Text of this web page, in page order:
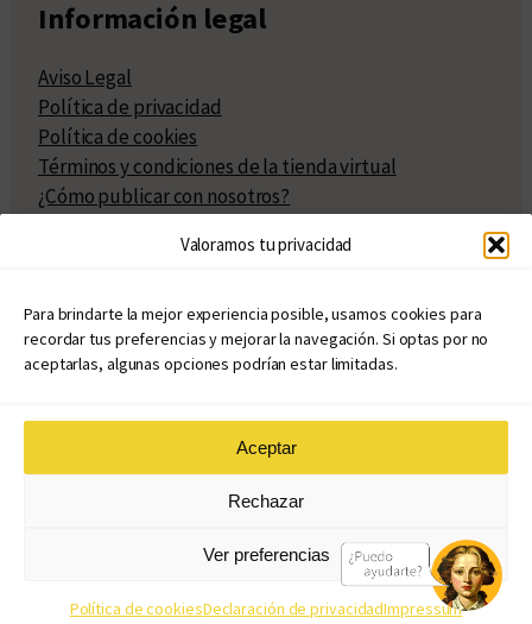
Valoramos tu privacidad
Para brindarte la mejor experiencia posible, usamos cookies para
recordar tus preferencias y mejorar la navegación. Si optas por no
aceptarlas, algunas opciones podrían estar limitadas.
Aceptar
Rechazar
Ver preferencias
Política de cookiesDeclaración de privacidadImpressum
Información legal
Aviso Legal
Política de privacidad
Política de cookies
Términos y condiciones de la tienda virtual
¿Cómo publicar con nosotros?
Políticas de publicación
Políticas de coedición
Atribuciones